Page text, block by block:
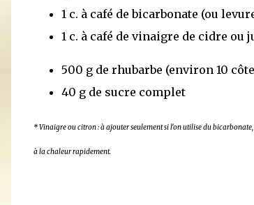
1 c. à café de bicarbonate (ou
1 c. à café de vinaigre de cidre ou
500 g de rhubarbe (environ 10
40 g de sucre complet
* Vinaigre ou citron : à ajouter seulement si l'on utilise du
à la chaleur rapidement.